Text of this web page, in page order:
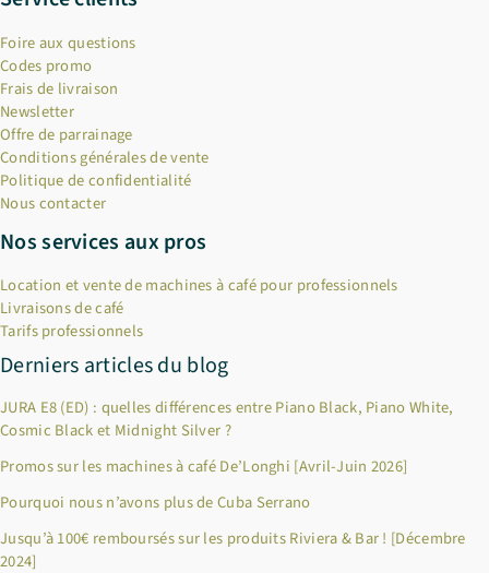
Foire aux questions
Codes promo
Frais de livraison
Newsletter
Offre de parrainage
Conditions générales de vente
Politique de confidentialité
Nous contacter
Nos services aux pros
Location et vente de machines à café pour professionnels
Livraisons de café
Tarifs professionnels
Derniers articles du blog
JURA E8 (ED) : quelles différences entre Piano Black, Piano White,
Cosmic Black et Midnight Silver ?
Promos sur les machines à café De’Longhi [Avril-Juin 2026]
Pourquoi nous n’avons plus de Cuba Serrano
Jusqu’à 100€ remboursés sur les produits Riviera & Bar ! [Décembre
2024]